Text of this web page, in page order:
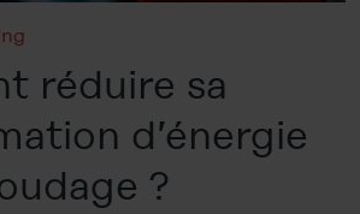
réduire sa
d’énergie
?